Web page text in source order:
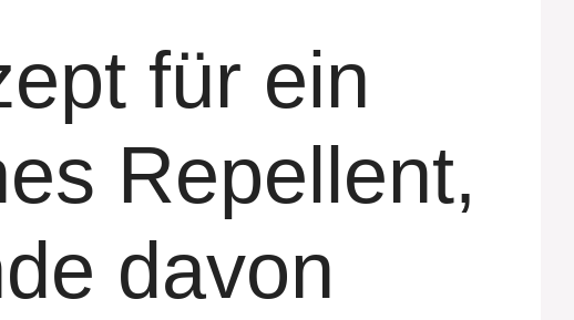
für ein
Repellent,
davon